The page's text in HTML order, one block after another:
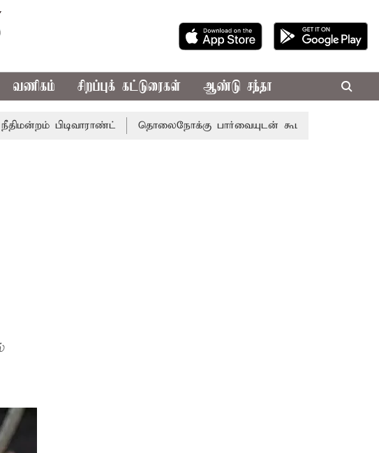
வணிகம் சிறப்புக் கட்டுரைகள் ஆண்டு சந்தா
தொலைநோக்கு பார்வையுடன் கூடிய வேளாண் பட்ஜெட்: